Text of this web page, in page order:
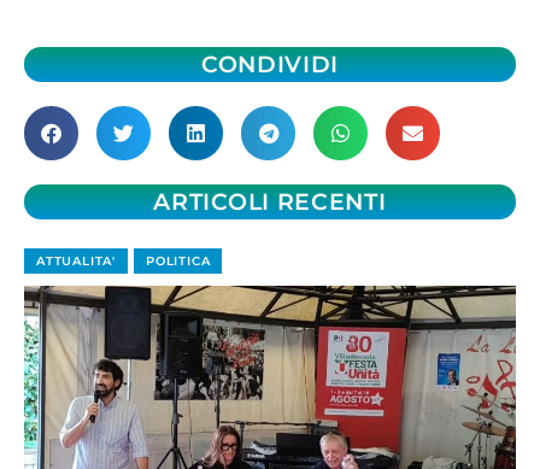
CONDIVIDI
ARTICOLI RECENTI
ATTUALITA' POLITICA